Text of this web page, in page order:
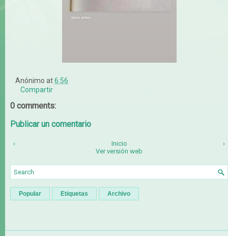
Anónimo at6:56
Compartir
0 comments:
Publicar un comentario
‹ ›
Inicio
Ver versión web
Popular Etiquetas Archivo